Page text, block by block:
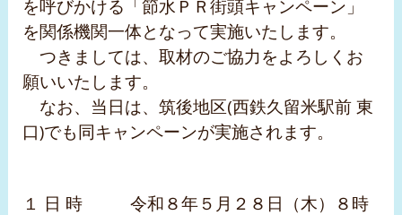
を呼びかける「節水ＰＲ街頭キャンペーン」
を関係機関一体となって実施いたします。
つきましては、取材のご協力をよろしくお
願いいたします。
なお、当日は、筑後地区(西鉄久留米駅前 東
口)でも同キャンペーンが実施されます。
１ 日 時 令和８年５月２８日（木）８時